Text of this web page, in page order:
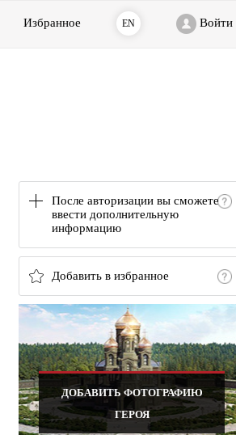
Избранное EN Войти
После авторизации вы сможете
ввести дополнительную
информацию
Добавить в избранное
ДОБАВИТЬ ФОТОГРАФИЮ
ГЕРОЯ